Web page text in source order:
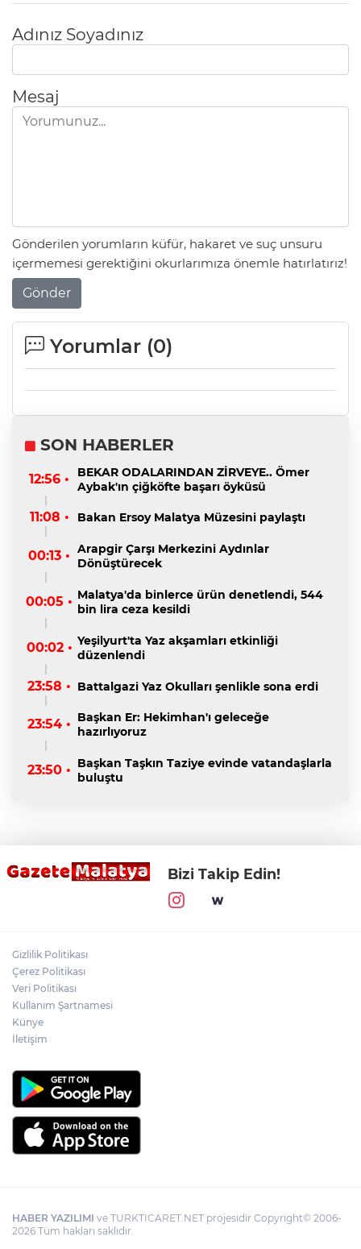
Adınız Soyadınız
Mesaj
Gönderilen yorumların küfür, hakaret ve suç unsuru
içermemesi gerektiğini okurlarımıza önemle hatırlatırız!
Gönder
Yorumlar (0)
SON HABERLER
12:56 •
BEKAR ODALARINDAN ZİRVEYE.. Ömer
Aybak'ın çiğköfte başarı öyküsü
11:08 • Bakan Ersoy Malatya Müzesini paylaştı
00:13 • Arapgir Çarşı Merkezini Aydınlar
Dönüştürecek
00:05 • Malatya'da binlerce ürün denetlendi, 544
bin lira ceza kesildi
00:02 • Yeşilyurt'ta Yaz akşamları etkinliği
düzenlendi
23:58 • Battalgazi Yaz Okulları şenlikle sona erdi
23:54 • Başkan Er: Hekimhan'ı geleceğe
hazırlıyoruz
23:50 • Başkan Taşkın Taziye evinde vatandaşlarla
buluştu
Bizi Takip Edin!
Gizlilik Politikası
Çerez Politikası
Veri Politikası
Kullanım Şartnamesi
Künye
İletişim
HABER YAZILIMI ve TURKTICARET.NET projesidir Copyright© 2006-
2026 Tüm hakları saklıdır.